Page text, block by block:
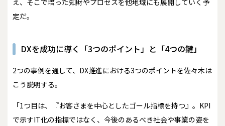
え、そこで培った知財やプロセスを他地域にも展開していく予
定だ。
DXを成功に導く「3つのポイント」と「4つの鍵」
2つの事例を通して、DX推進における3つのポイントを佐々木は
こう説明する。
「1つ目は、『お客さまを中心としたゴール指標を持つ』。KPI
で示すIT化の指標ではなく、今後のあるべき社会や事業の姿を